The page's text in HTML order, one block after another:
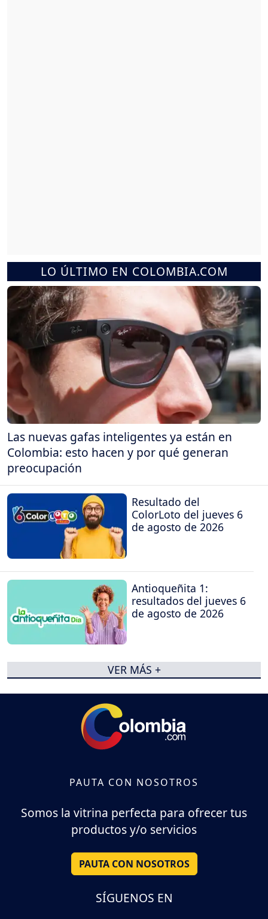
LO ÚLTIMO EN COLOMBIA.COM
Las nuevas gafas inteligentes ya están en
Colombia: esto hacen y por qué generan
preocupación
Resultado del
ColorLoto del jueves 6
de agosto de 2026
Antioqueñita 1:
resultados del jueves 6
de agosto de 2026
VER MÁS +
PAUTA CON NOSOTROS
Somos la vitrina perfecta para ofrecer tus
productos y/o servicios
PAUTA CON NOSOTROS
SÍGUENOS EN